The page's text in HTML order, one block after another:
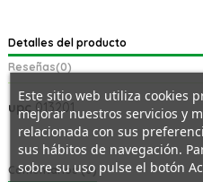
Detalles del producto
Reseñas(0)
upc 013201
Comentarios (0)
Este sitio web utiliza cookies
mejorar nuestros servicios y
relacionada con sus
sus hábitos de navegación.
sobre su uso pulse el botón